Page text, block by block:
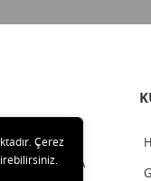
- ANKARA
Çerez